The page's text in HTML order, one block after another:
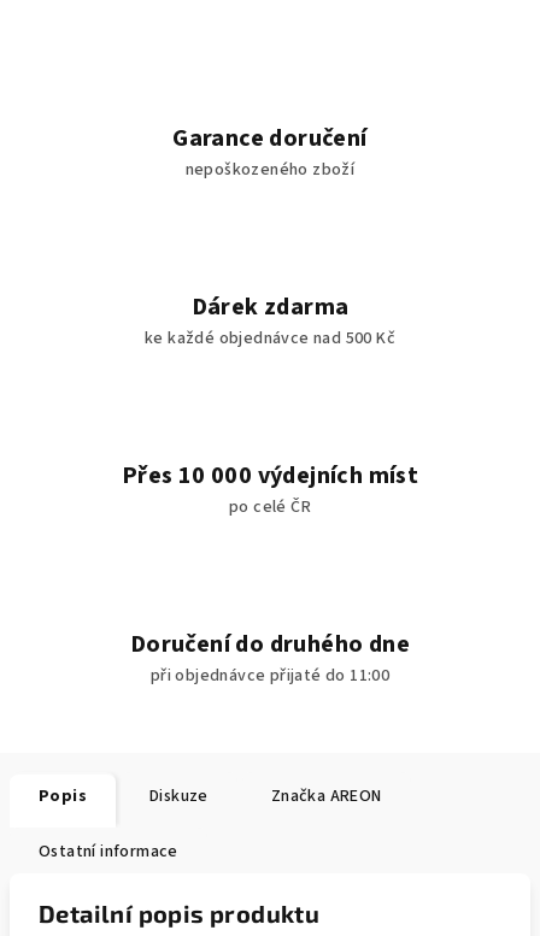
Garance doručení
nepoškozeného zboží
Dárek zdarma
ke každé objednávce nad 500 Kč
Přes 10 000 výdejních míst
po celé ČR
Doručení do druhého dne
při objednávce přijaté do 11:00
Popis Diskuze Značka AREON
Ostatní informace
Detailní popis produktu